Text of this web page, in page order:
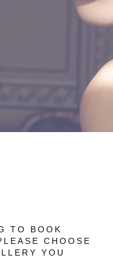
TO BOOK
CHOOSE
YOU